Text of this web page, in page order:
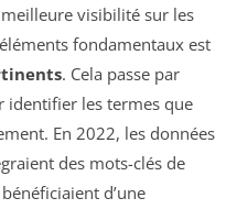
visibilité sur les
fondamentaux est
. Cela passe par
identifier les termes que
En 2022, les données
des mots-clés de
d’une